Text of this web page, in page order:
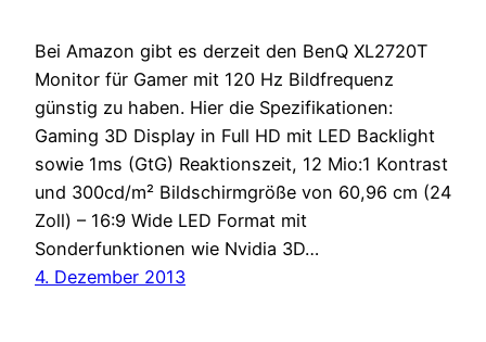
Bei Amazon gibt es derzeit den BenQ XL2720T
Monitor für Gamer mit 120 Hz Bildfrequenz
günstig zu haben. Hier die Spezifikationen:
Gaming 3D Display in Full HD mit LED Backlight
sowie 1ms (GtG) Reaktionszeit, 12 Mio:1 Kontrast
und 300cd/m² Bildschirmgröße von 60,96 cm (24
Zoll) – 16:9 Wide LED Format mit
Sonderfunktionen wie Nvidia 3D…
4. Dezember 2013